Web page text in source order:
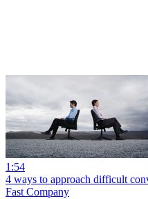
1:54
4 ways to approach difficult
Fast Company